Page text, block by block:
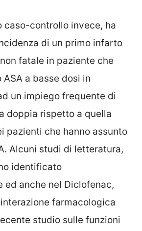
caso-controllo invece, ha
di un primo infarto
fatale in paziente che
ASA a basse dosi in
un impiego frequente di
doppia rispetto a quella
pazienti che hanno assunto
Alcuni studi di letteratura,
identificato
ed anche nel Diclofenac,
farmacologica
studio sulle funzioni